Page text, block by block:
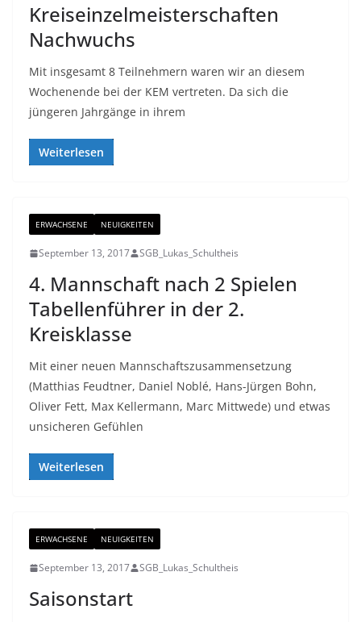
Kreiseinzelmeisterschaften
Nachwuchs
Mit insgesamt 8 Teilnehmern waren wir an diesem
Wochenende bei der KEM vertreten. Da sich die
jüngeren Jahrgänge in ihrem
Weiterlesen
ERWACHSENE NEUIGKEITEN
September 13, 2017 SGB_Lukas_Schultheis
4. Mannschaft nach 2 Spielen
Tabellenführer in der 2.
Kreisklasse
Mit einer neuen Mannschaftszusammensetzung
(Matthias Feudtner, Daniel Noblé, Hans-Jürgen Bohn,
Oliver Fett, Max Kellermann, Marc Mittwede) und etwas
unsicheren Gefühlen
Weiterlesen
ERWACHSENE NEUIGKEITEN
September 13, 2017 SGB_Lukas_Schultheis
Saisonstart